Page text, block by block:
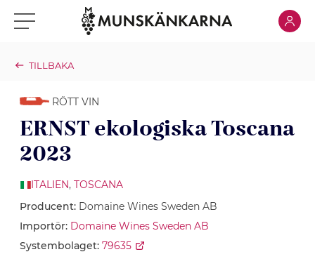
Klicka för meny Klicka
TILLBAKA
RÖTT VIN
ERNST ekologiska Toscana
2023
ITALIEN, TOSCANA
Producent: Domaine Wines Sweden AB
Importör: Domaine Wines Sweden AB
Systembolaget: 79635